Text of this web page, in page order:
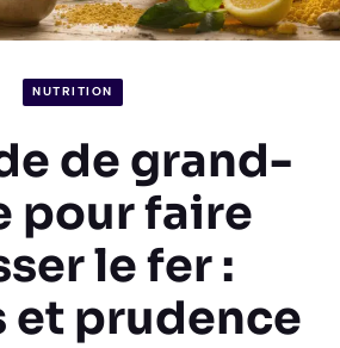
NUTRITION
de grand-
pour faire
le fer :
prudence